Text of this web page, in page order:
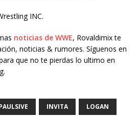
INC.
noticias de WWE, Rovaldimix te
noticias & rumores. Síguenos en
que no te pierdas lo ultimo en
INVITA LOGAN